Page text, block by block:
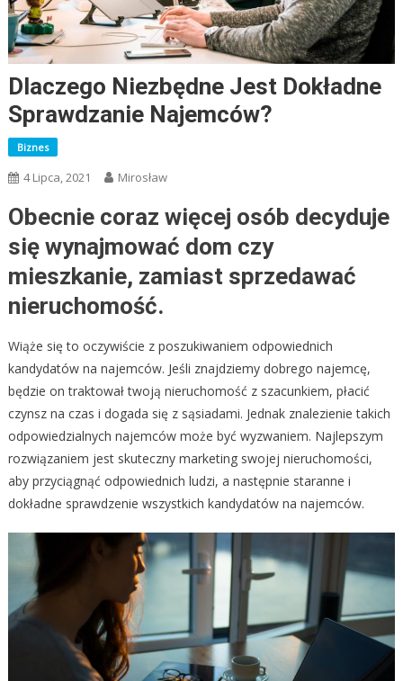
Dlaczego Niezbędne Jest Dokładne
Sprawdzanie Najemców?
Biznes
4 Lipca, 2021 Mirosław
Obecnie coraz więcej osób decyduje
się wynajmować dom czy
mieszkanie, zamiast sprzedawać
nieruchomość.
Wiąże się to oczywiście z poszukiwaniem odpowiednich
kandydatów na najemców. Jeśli znajdziemy dobrego najemcę,
będzie on traktował twoją nieruchomość z szacunkiem, płacić
czynsz na czas i dogada się z sąsiadami. Jednak znalezienie takich
odpowiedzialnych najemców może być wyzwaniem. Najlepszym
rozwiązaniem jest skuteczny marketing swojej nieruchomości,
aby przyciągnąć odpowiednich ludzi, a następnie staranne i
dokładne sprawdzenie wszystkich kandydatów na najemców.